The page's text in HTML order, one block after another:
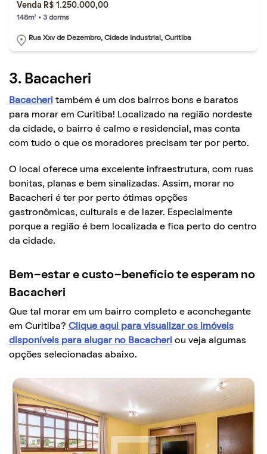
Venda R$ 1.250.000,00
148m² • 3 dorms
Rua Xxv de Dezembro, Cidade Industrial, Curitiba
3. Bacacheri
Bacacheri também é um dos bairros bons e baratos
para morar em Curitiba! Localizado na região nordeste
da cidade, o bairro é calmo e residencial, mas conta
com tudo o que os moradores precisam ter por perto.
O local oferece uma excelente infraestrutura, com ruas
bonitas, planas e bem sinalizadas. Assim, morar no
Bacacheri é ter por perto ótimas opções
gastronômicas, culturais e de lazer. Especialmente
porque a região é bem localizada e fica perto do centro
da cidade.
Bem-estar e custo-benefício te esperam no
Bacacheri
Que tal morar em um bairro completo e aconchegante
em Curitiba? Clique aqui para visualizar os imóveis
disponíveis para alugar no Bacacheri ou veja algumas
opções selecionadas abaixo.